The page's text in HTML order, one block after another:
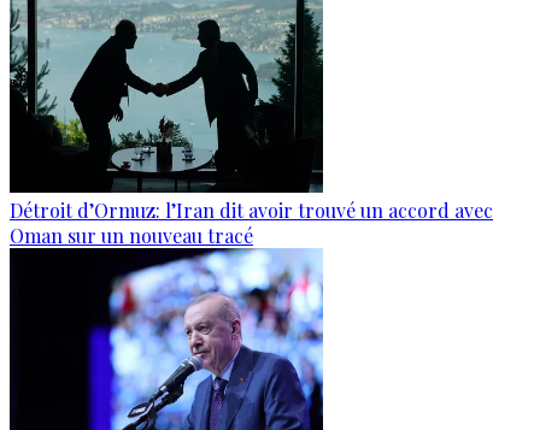
Détroit d’Ormuz: l’Iran dit avoir trouvé un accord avec
Oman sur un nouveau tracé